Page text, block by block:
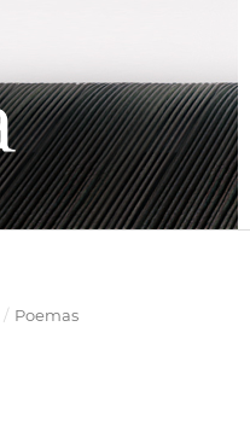
/ Poemas